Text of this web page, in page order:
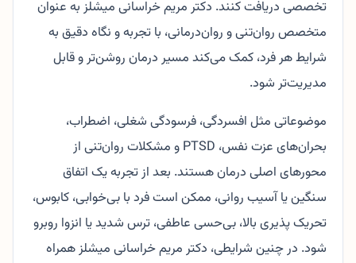
تخصصی دریافت کنند. دکتر مریم خراسانی میشلز به عنوان
متخصص روان‌تنی و روان‌درمانی، با تجربه و نگاه دقیق به
شرایط هر فرد، کمک می‌کند مسیر درمان روشن‌تر و قابل
مدیریت‌تر شود.
موضوعاتی مثل افسردگی، فرسودگی شغلی، اضطراب،
بحران‌های عزت نفس، PTSD و مشکلات روان‌تنی از
محورهای اصلی درمان هستند. بعد از تجربه یک اتفاق
سنگین یا آسیب روانی، ممکن است فرد با بی‌خوابی، کابوس،
تحریک پذیری بالا، بی‌حسی عاطفی، ترس شدید یا انزوا روبرو
شود. در چنین شرایطی، دکتر مریم خراسانی میشلز همراه